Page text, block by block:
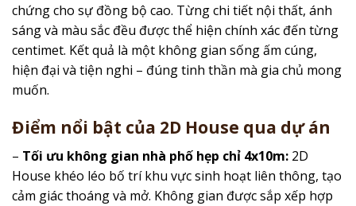
chứng cho sự đồng bộ cao. Từng chi tiết nội thất, ánh
sáng và màu sắc đều được thể hiện chính xác đến từng
centimet. Kết quả là một không gian sống ấm cúng,
hiện đại và tiện nghi – đúng tinh thần mà gia chủ mong
muốn.
Điểm nổi bật của 2D House qua dự án
– Tối ưu không gian nhà phố hẹp chỉ 4x10m: 2D
House khéo léo bố trí khu vực sinh hoạt liên thông, tạo
cảm giác thoáng và mở. Không gian được sắp xếp hợp